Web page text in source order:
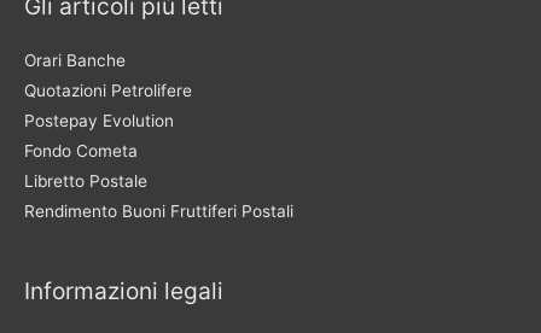
Gli articoli più letti
Orari Banche
Quotazioni Petrolifere
Postepay Evolution
Fondo Cometa
Libretto Postale
Rendimento Buoni Fruttiferi Postali
Informazioni legali